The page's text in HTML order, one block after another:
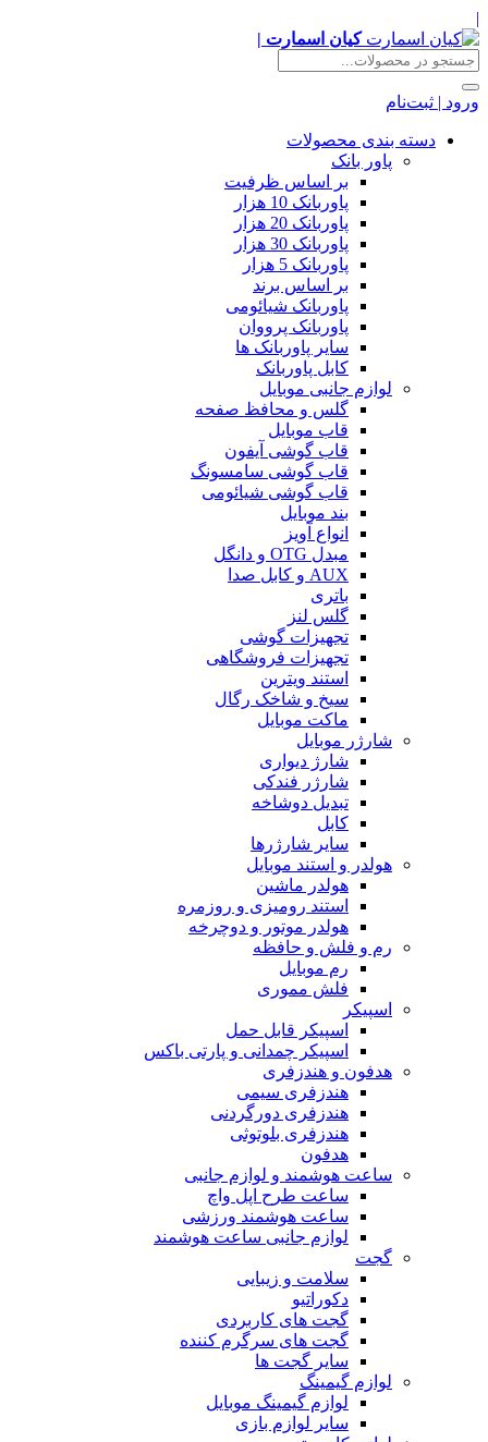
|
کیان اسمارت |
ورود | ثبت‌نام
دسته بندی محصولات
پاور بانک
بر اساس ظرفیت
پاوربانک 10 هزار
پاوربانک 20 هزار
پاوربانک 30 هزار
پاوربانک 5 هزار
بر اساس برند
پاوربانک شیائومی
پاوربانک پرووان
سایر پاوربانک ها
کابل پاوربانک
لوازم جانبی موبایل
گلس و محافظ صفحه
قاب موبایل
قاب گوشی آیفون
قاب گوشی سامسونگ
قاب گوشی شیائومی
بند موبایل
انواع آویز
مبدل OTG و دانگل
AUX و کابل صدا
باتری
گلس لنز
تجهیزات گوشی
تجهیزات فروشگاهی
استند ویترین
سیخ و شاخک رگال
ماکت موبایل
شارژر موبایل
شارژ دیواری
شارژر فندکی
تبدیل دوشاخه
کابل
سایر شارژرها
هولدر و استند موبایل
هولدر ماشین
استند رومیزی و روزمره
هولدر موتور و دوچرخه
رم و فلش و حافظه
رم موبایل
فلش مموری
اسپیکر
اسپیکر قابل حمل
اسپیکر چمدانی و پارتی باکس
هدفون و هندزفری
هندزفری سیمی
هندزفری دورگردنی
هندزفری بلوتوثی
هدفون
ساعت هوشمند و لوازم جانبی
ساعت طرح اپل واچ
ساعت هوشمند ورزشی
لوازم جانبی ساعت هوشمند
گجت
سلامت و زیبایی
دکوراتیو
گجت های کاربردی
گجت های سرگرم کننده
سایر گجت ها
لوازم گیمینگ
لوازم گیمینگ موبایل
سایر لوازم بازی